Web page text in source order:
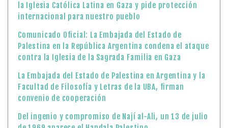
la Iglesia Católica Latina en Gaza y pide protección
internacional para nuestro pueblo
Comunicado Oficial: La Embajada del Estado de
Palestina en la República Argentina condena el ataque
contra la Iglesia de la Sagrada Familia en Gaza
La Embajada del Estado de Palestina en Argentina y la
Facultad de Filosofía y Letras de la UBA, firman
convenio de cooperación
Del ingenio y compromiso de Nají al-Ali, un 13 de julio